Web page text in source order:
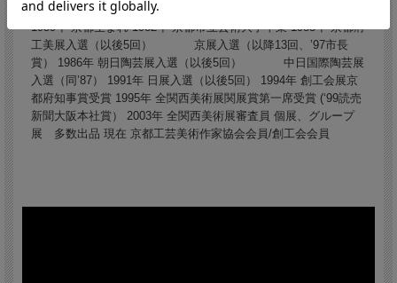
1959年 京都生まれ 1982年 京都市立芸術大学卒業 1983年 京都府
工美展入選（以後5回） 京展入選（以降13回、’97市長
賞） 1986年 朝日陶芸展入選（以後5回） 中日国際陶芸展
入選（同’87） 1991年 日展入選（以後5回） 1994年 創工会展京
都府知事賞受賞 1995年 全関西美術展関展賞第一席受賞 (‘99読売
新聞大阪本社賞） 2003年 全関西美術展審査員 個展、グループ
展 多数出品 現在 京都工芸美術作家協会会員/創工会会員